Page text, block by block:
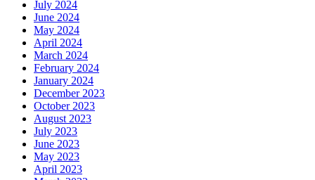
July 2024
June 2024
May 2024
April 2024
March 2024
February 2024
January 2024
December 2023
October 2023
August 2023
July 2023
June 2023
May 2023
April 2023